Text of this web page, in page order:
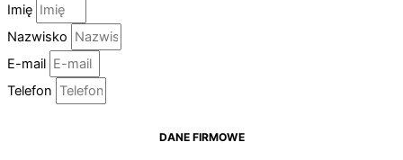
Imię
Nazwisko
E-mail
Telefon
DANE FIRMOWE